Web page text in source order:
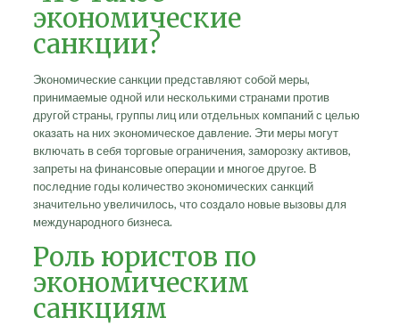
экономические
санкции?
Экономические санкции представляют собой меры,
принимаемые одной или несколькими странами против
другой страны, группы лиц или отдельных компаний с целью
оказать на них экономическое давление. Эти меры могут
включать в себя торговые ограничения, заморозку активов,
запреты на финансовые операции и многое другое. В
последние годы количество экономических санкций
значительно увеличилось, что создало новые вызовы для
международного бизнеса.
Роль юристов по
экономическим
санкциям